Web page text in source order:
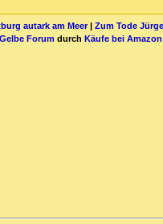
autark am Meer| Zum Tode
Forum durch Käufe bei Amazon